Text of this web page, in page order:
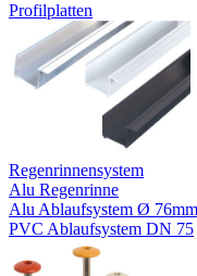
Profilplatten
Regenrinnensystem
Alu Regenrinne
Alu Ablaufsystem Ø 76mm
PVC Ablaufsystem DN 75